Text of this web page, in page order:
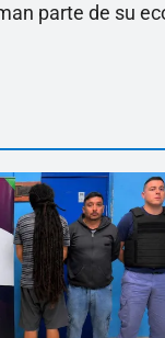
parte de su